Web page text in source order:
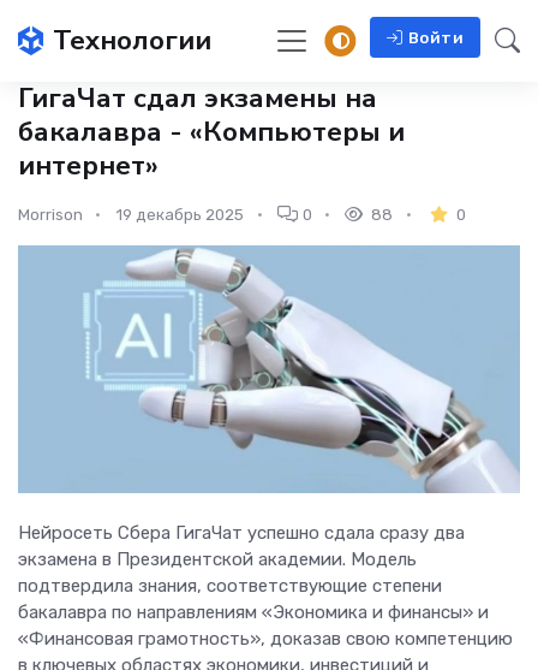
Технологии Войти
ГигаЧат сдал экзамены на
бакалавра - «Компьютеры и
интернет»
Morrison 19 декабрь 2025 0 88 0
Нейросеть Сбера ГигаЧат успешно сдала сразу два
экзамена в Президентской академии. Модель
подтвердила знания, соответствующие степени
бакалавра по направлениям «Экономика и финансы» и
«Финансовая грамотность», доказав свою компетенцию